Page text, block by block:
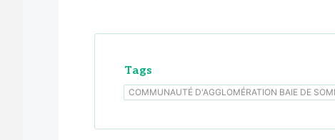
Tags
COMMUNAUTÉ D'AGGLOMÉRATION BAIE DE